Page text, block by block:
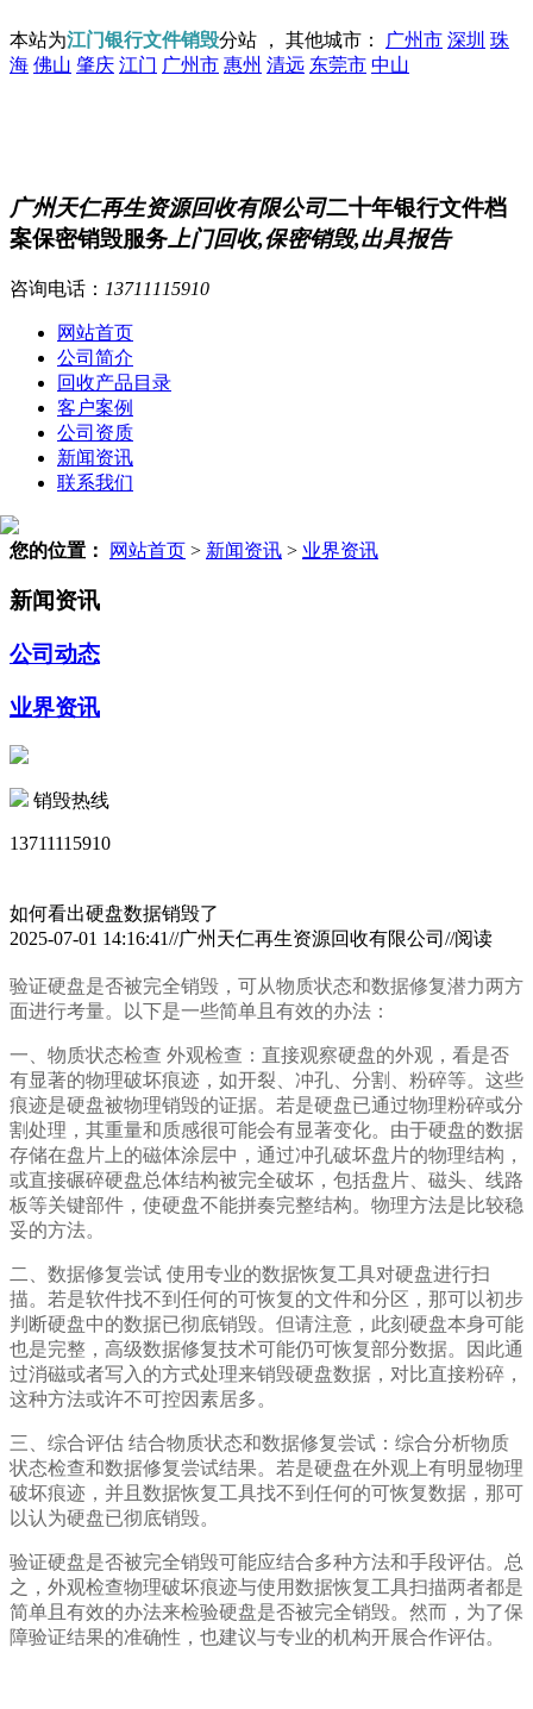
本站为江门银行文件销毁分站 ， 其他城市： 广州市 深圳 珠
海 佛山 肇庆 江门 广州市 惠州 清远 东莞市 中山
广州天仁再生资源回收有限公司二十年银行文件档
案保密销毁服务 上门回收,保密销毁,出具报告
咨询电话： 13711115910
网站首页
公司简介
回收产品目录
客户案例
公司资质
新闻资讯
联系我们
您的位置： 网站首页 > 新闻资讯 > 业界资讯
新闻资讯
公司动态
业界资讯
销毁热线
13711115910
如何看出硬盘数据销毁了
2025-07-01 14:16:41//广州天仁再生资源回收有限公司//阅读
验证硬盘是否被完全销毁，可从物质状态和数据修复潜力两方
面进行考量。以下是一些简单且有效的办法：
一、物质状态检查 外观检查：直接观察硬盘的外观，看是否
有显著的物理破坏痕迹，如开裂、冲孔、分割、粉碎等。这些
痕迹是硬盘被物理销毁的证据。若是硬盘已通过物理粉碎或分
割处理，其重量和质感很可能会有显著变化。由于硬盘的数据
存储在盘片上的磁体涂层中，通过冲孔破坏盘片的物理结构，
或直接碾碎硬盘总体结构被完全破坏，包括盘片、磁头、线路
板等关键部件，使硬盘不能拼奏完整结构。物理方法是比较稳
妥的方法。
二、数据修复尝试 使用专业的数据恢复工具对硬盘进行扫
描。若是软件找不到任何的可恢复的文件和分区，那可以初步
判断硬盘中的数据已彻底销毁。但请注意，此刻硬盘本身可能
也是完整，高级数据修复技术可能仍可恢复部分数据。因此通
过消磁或者写入的方式处理来销毁硬盘数据，对比直接粉碎，
这种方法或许不可控因素居多。
三、综合评估 结合物质状态和数据修复尝试：综合分析物质
状态检查和数据修复尝试结果。若是硬盘在外观上有明显物理
破坏痕迹，并且数据恢复工具找不到任何的可恢复数据，那可
以认为硬盘已彻底销毁。
验证硬盘是否被完全销毁可能应结合多种方法和手段评估。总
之，外观检查物理破坏痕迹与使用数据恢复工具扫描两者都是
简单且有效的办法来检验硬盘是否被完全销毁。然而，为了保
障验证结果的准确性，也建议与专业的机构开展合作评估。